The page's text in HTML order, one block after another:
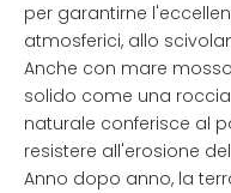
per garantirne
atmosferici, allo
Anche con mare
solido come una
naturale conferisce al
resistere all'erosione
Anno dopo anno, la